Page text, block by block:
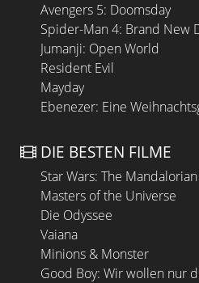
Avengers 5: Doomsday
Spider-Man 4: Brand New
Jumanji: Open World
Resident Evil
Mayday
Ebenezer: Eine
DIE BESTEN FILME
Star Wars: The
Masters of the Universe
Die Odyssee
Vaiana
Minions & Monster
Good Boy: Wir wollen nur